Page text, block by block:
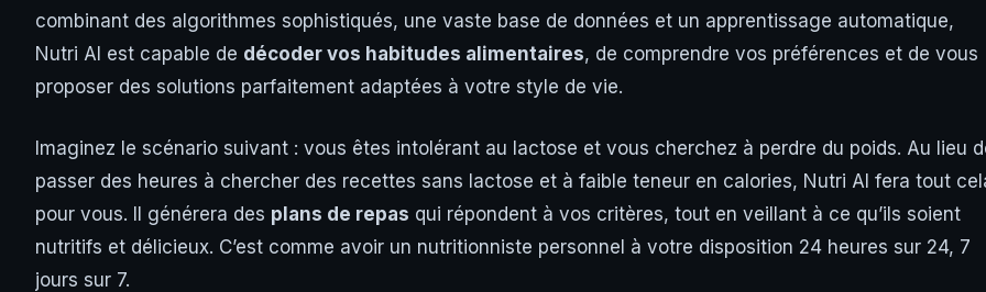
combinant des algorithmes sophistiqués, une vaste base de données et un apprentissage automatique,
Nutri AI est capable de décoder vos habitudes alimentaires, de comprendre vos préférences et de vous
proposer des solutions parfaitement adaptées à votre style de vie.
Imaginez le scénario suivant : vous êtes intolérant au lactose et vous cherchez à perdre du poids. Au lieu
passer des heures à chercher des recettes sans lactose et à faible teneur en calories, Nutri AI fera tout
pour vous. Il générera des plans de repas qui répondent à vos critères, tout en veillant à ce qu’ils soient
nutritifs et délicieux. C’est comme avoir un nutritionniste personnel à votre disposition 24 heures sur 24, 7
jours sur 7.